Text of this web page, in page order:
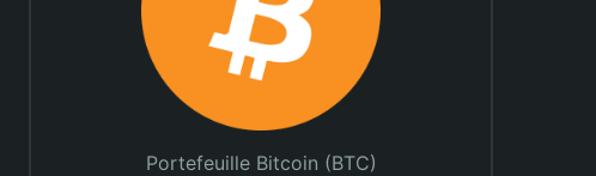
Portefeuille Bitcoin (BTC)